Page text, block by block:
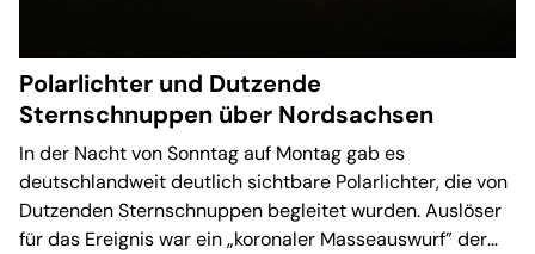
Polarlichter und Dutzende
Sternschnuppen über Nordsachsen
In der Nacht von Sonntag auf Montag gab es
deutschlandweit deutlich sichtbare Polarlichter, die von
Dutzenden Sternschnuppen begleitet wurden. Auslöser
für das Ereignis war ein „koronaler Masseauswurf” der